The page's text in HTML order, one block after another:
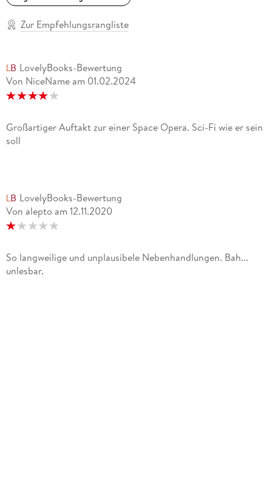
Zur Empfehlungsrangliste
LovelyBooks-Bewertung
Von NiceName am 01.02.2024
Großartiger Auftakt zur einer Space Opera. Sci-Fi wie er sein
soll
LovelyBooks-Bewertung
Von alepto am 12.11.2020
So langweilige und unplausibele Nebenhandlungen. Bah...
unlesbar.